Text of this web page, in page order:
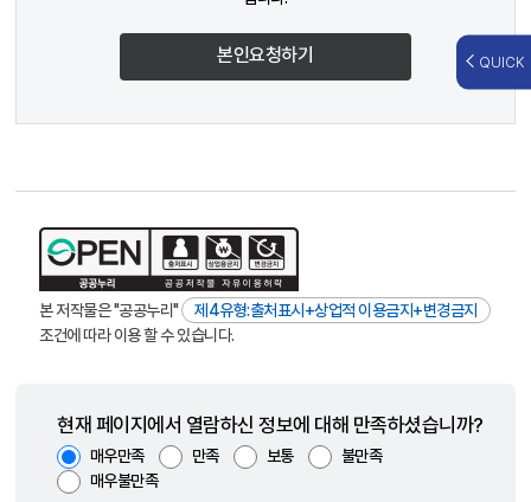
본인요청하기
본 저작물은 "공공누리"
제4유형:출처표시+상업적 이용금지+변경금지
조건에 따라 이용 할 수 있습니다.
현재 페이지에서 열람하신 정보에 대해 만족하셨습니까?
매우만족 만족 보통
불만족
매우불만족
QUICK